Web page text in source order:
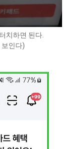
치하면 된다.
인다)